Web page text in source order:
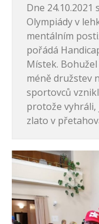
Dne
Olympiády v
mentálním
pořádá
Místek.
méně družstev
sportovců
protože vyhráli,
zlato v